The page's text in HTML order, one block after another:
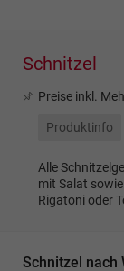
Schnitzel
Preise inkl.
Produktinfo
Alle
mit Salat
Rigatoni oder
Schnitzel nach